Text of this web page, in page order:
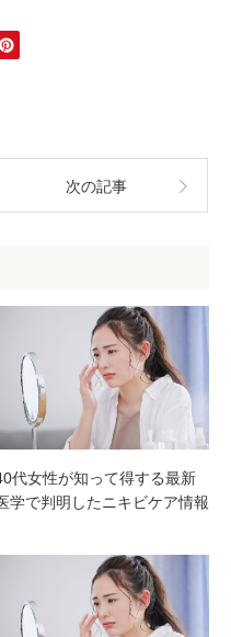
次の記事
代女性が知って得する最新
学で判明したニキビケア情報